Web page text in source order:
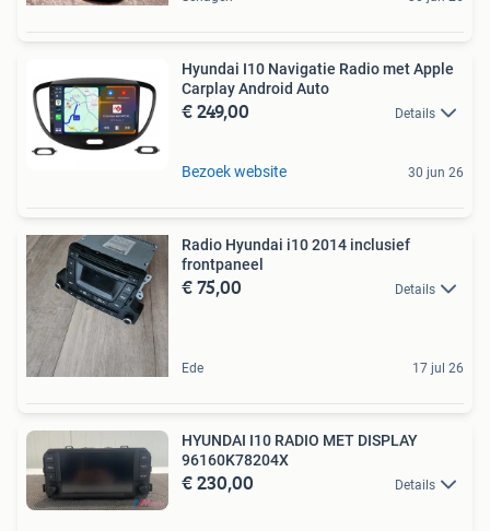
Hyundai I10 Navigatie Radio met Apple
Carplay Android Auto
€ 249,00 Details
Bezoek website 30 jun 26
Radio Hyundai i10 2014 inclusief
frontpaneel
€ 75,00 Details
Ede 17 jul 26
HYUNDAI I10 RADIO MET DISPLAY
96160K78204X
€ 230,00 Details